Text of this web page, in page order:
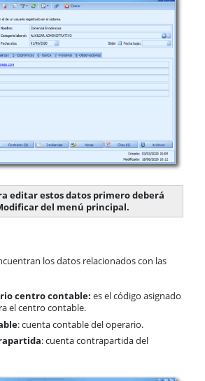
editar estos datos primero deberá
del menú principal.
los datos relacionados con las
centro contable: es el código asignado
el centro contable.
: cuenta contable del operario.
: cuenta contrapartida del